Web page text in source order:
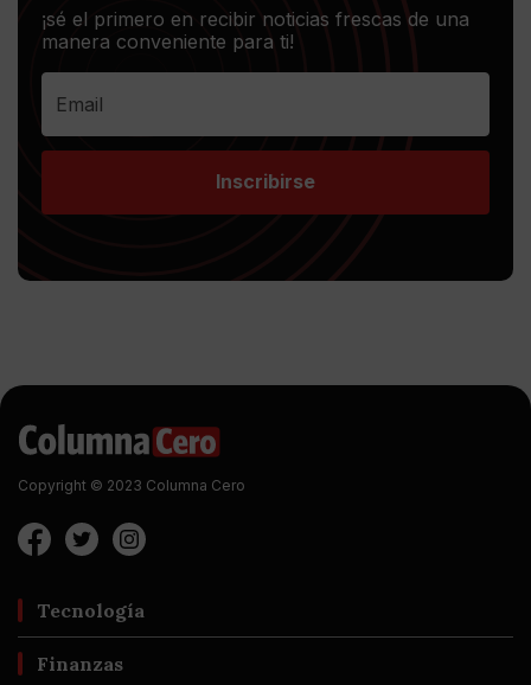
¡sé el primero en recibir noticias frescas de una
manera conveniente para ti!
Inscribirse
Copyright © 2023 Columna Cero
Tecnología
Finanzas